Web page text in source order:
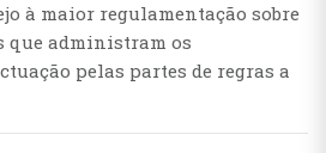
à maior regulamentação sobre
que administram os
pelas partes de regras a